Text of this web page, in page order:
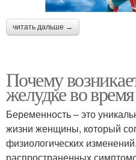
читать дальше →
Почему
желудке во
Беременность – это
жизни женщины, который
физиологических